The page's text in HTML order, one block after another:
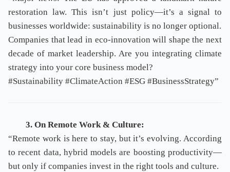
restoration law. This isn’t just policy—it’s a signal to
businesses worldwide: sustainability is no longer optional.
Companies that lead in eco-innovation will shape the next
decade of market leadership. Are you integrating climate
strategy into your core business model?
#Sustainability #ClimateAction #ESG #BusinessStrategy”
3. On Remote Work & Culture:
“Remote work is here to stay, but it’s evolving. According
to recent data, hybrid models are boosting productivity—
but only if companies invest in the right tools and culture.